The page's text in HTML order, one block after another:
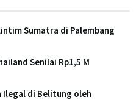
Sumatra di Palembang
Senilai Rp1,5 M
Ilegal di Belitung oleh